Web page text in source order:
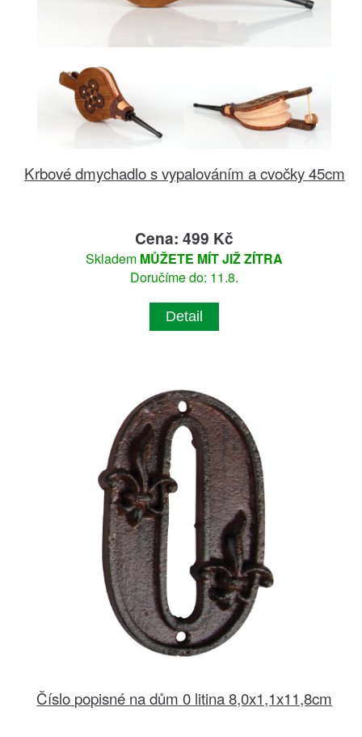
Krbové dmychadlo s vypalováním a cvočky 45cm
Cena: 499 Kč
Skladem MŮŽETE MÍT JIŽ ZÍTRA
Doručíme do: 11.8.
Detail
Číslo popisné na dům 0 litina 8,0x1,1x11,8cm